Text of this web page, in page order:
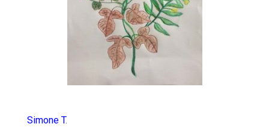
Simone T.